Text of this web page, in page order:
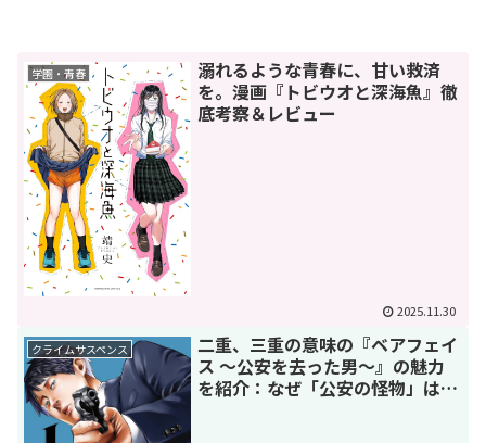
学園・青春
溺れるような青春に、甘い救済
を。漫画『トビウオと深海魚』徹
底考察＆レビュー
2025.11.30
クライムサスペンス
二重、三重の意味の『ベアフェイ
ス ～公安を去った男～』の魅力
を紹介：なぜ「公安の怪物」は探